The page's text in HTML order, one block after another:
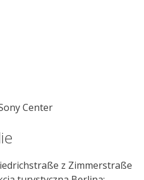
Center
z Zimmerstraße